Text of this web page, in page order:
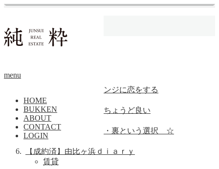
menu
HOME
BUKKEN
ABOUT
CONTACT
LOGIN
サーファー
【成約済】たゆたう。
【成約済】今日、オレンジに恋をする
マンション
【成約済】自然体で、ちょうど良い
マンション
【成約済】シーサイド・裏という選択 ☆
マンション
【成約済】由比ヶ浜ｄｉａｒｙ
賃貸